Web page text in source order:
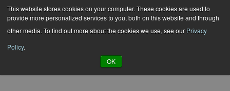
This website stores cookies on your computer. These cookies are used to
provide more personalized services to you, both on this website and through
other media. To find out more about the cookies we use, see our Privacy
Policy.
OK
Hyppää
sisältöön
La Banque Postale